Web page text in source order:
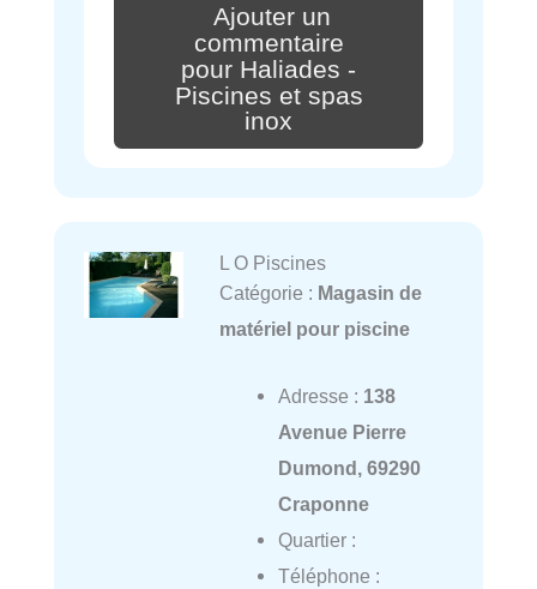
Ajouter un
commentaire
pour Haliades -
Piscines et spas
inox
L O Piscines
Catégorie : Magasin de
matériel pour piscine
Adresse : 138
Avenue Pierre
Dumond, 69290
Craponne
Quartier :
Téléphone :